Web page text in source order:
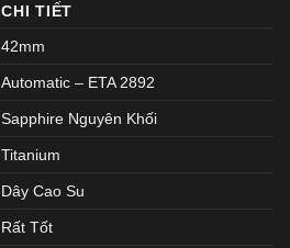
CHI TIẾT
42mm
Automatic – ETA 2892
Sapphire Nguyên Khối
Titanium
Dây Cao Su
Rất Tốt